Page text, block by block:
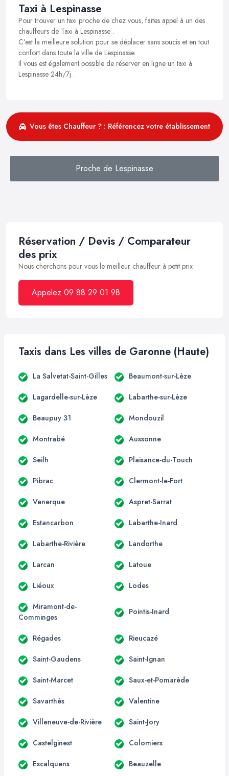
Taxi à Lespinasse
Pour trouver un taxi proche de chez vous, faites appel à un des
chauffeurs de Taxi à Lespinasse .
C’est la meilleure solution pour se déplacer sans soucis et en tout
confort dans toute la ville de Lespinasse.
Il vous est également possible de réserver en ligne un taxi à
Lespinasse 24h/7j .
Vous êtes Chauffeur ? : Référencez votre établissement
Proche de Lespinasse
Réservation / Devis / Comparateur
des prix
Nous cherchons pour vous le meilleur chauffeur à petit prix
Appelez 09 88 29 01 98
Taxis dans Les villes de Garonne (Haute)
La Salvetat-Saint-Gilles Beaumont-sur-Lèze
Lagardelle-sur-Lèze Labarthe-sur-Lèze
Beaupuy 31 Mondouzil
Montrabé Aussonne
Seilh Plaisance-du-Touch
Pibrac Clermont-le-Fort
Venerque Aspret-Sarrat
Estancarbon Labarthe-Inard
Labarthe-Rivière Landorthe
Larcan Latoue
Liéoux Lodes
Miramont-de-
Comminges
Pointis-Inard
Régades Rieucazé
Saint-Gaudens Saint-Ignan
Saint-Marcet Saux-et-Pomarède
Savarthès Valentine
Villeneuve-de-Rivière Saint-Jory
Castelginest Colomiers
Escalquens Beauzelle